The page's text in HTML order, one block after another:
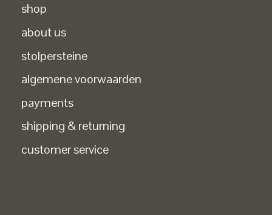
shop
about us
stolpersteine
algemene voorwaarden
payments
shipping & returning
customer service